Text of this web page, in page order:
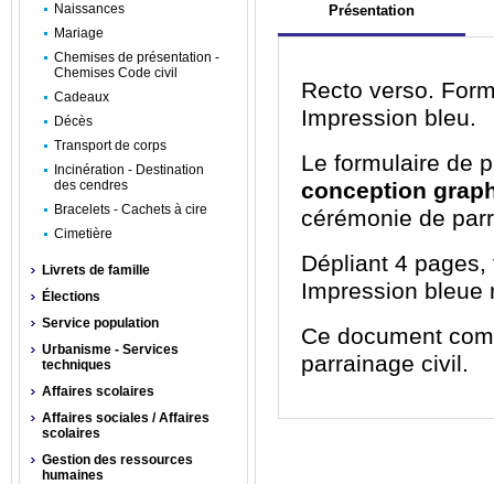
Présentation
Recto verso.
Impression bleu.
Le formulaire de
conception
cérémonie de
Dépliant 4
Impression
Ce document
parrainage civil.
Naissances
Mariage
Chemises de présentation -
Chemises Code civil
Cadeaux
Décès
Transport de corps
Incinération - Destination
des cendres
Bracelets - Cachets à cire
Cimetière
Livrets de famille
Élections
Service population
Urbanisme - Services
techniques
Affaires scolaires
Affaires sociales / Affaires
scolaires
Gestion des ressources
humaines